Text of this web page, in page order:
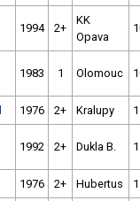
1994 2+
KK
Opava
1983 1 Olomouc
1976 2+ Kralupy
1992 2+ Dukla B.
1976 2+ Hubertus